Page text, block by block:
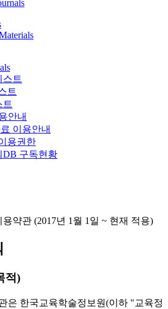
스트
트
트
안내
이용안내
용권한
DB 구독현황
약관 (2017년 1월 1일 ~ 현재 적용)
적)
은 한국교육학술정보원(이하 "교육정